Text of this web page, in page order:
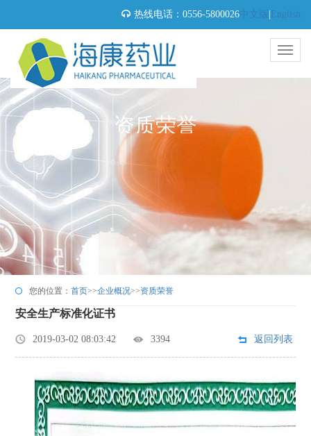
热线电话：0556-5800026中文版 English
资质荣誉
您的位置：首页>>企业概况>>资质荣誉
安全生产标准化证书
2019-03-02 08:03:42 3394 返回列表